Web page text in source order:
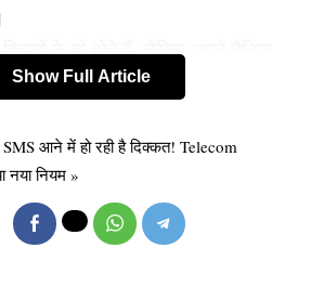
के तो होते हैं, लेकिन अपने नैतिक
नहीं करते। अनुशासित रहकर अपनी
आर्थिक मामलों तक में ये आत्‍मनिर्भर होते
में स्पष्ट और ईमानदार होते हैं। उतना ही
हैं जितना कि वे कर पाएं। जितनी जिम्मेदारी
Show Full Article
आने में हो रही है दिक्कत! Telecom
नया नियम »